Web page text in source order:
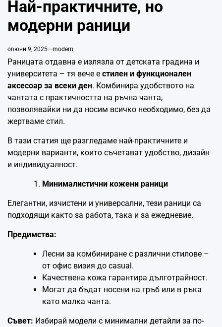
Най-практичните, но
модерни раници
onюни 9, 2025 modern
Раницата отдавна е излязла от детската градина и
университета – тя вече е стилен и функционален
аксесоар за всеки ден. Комбинира удобството на
чантата с практичността на ръчна чанта,
позволявайки ни да носим всичко необходимо, без да
жертваме стил.
В тази статия ще разгледаме най-практичните и
модерни варианти, които съчетават удобство, дизайн
и индивидуалност.
Минималистични кожени раници
Елегантни, изчистени и универсални, тези раници са
подходящи както за работа, така и за ежедневие.
Предимства:
Лесни за комбиниране с различни стилове –
от офис визия до casual.
Качествена кожа гарантира дълготрайност.
Могат да бъдат носени на гръб или в ръка
като малка чанта.
Съвет: Избирай модели с минимални детайли за по-